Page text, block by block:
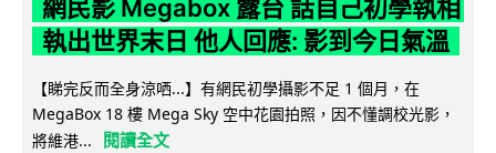
網民影 Megabox 露台 話自己初學執相
執出世界末日 他人回應: 影到今日氣溫
【睇完反而全身涼哂...】有網民初學攝影不足 1 個月，在
MegaBox 18 樓 Mega Sky 空中花園拍照，因不懂調校光影，
將維港...
閱讀全文